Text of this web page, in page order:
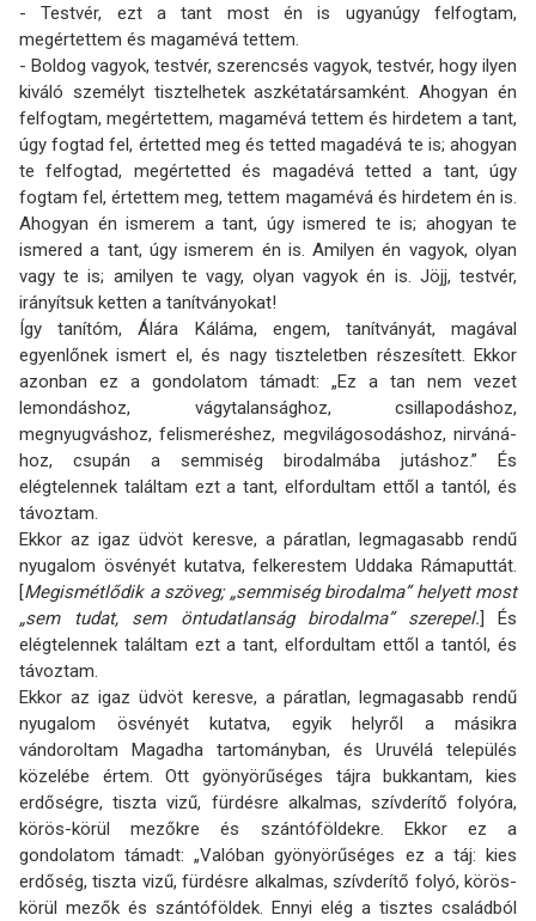
- Testvér, ezt a tant most én is ugyanúgy felfogtam,
megértettem és magamévá tettem.
- Boldog vagyok, testvér, szerencsés vagyok, testvér, hogy ilyen
kiváló személyt tisztelhetek aszkétatársamként. Ahogyan én
felfogtam, megértettem, magamévá tettem és hirdetem a tant,
úgy fogtad fel, értetted meg és tetted magadévá te is; ahogyan
te felfogtad, megértetted és magadévá tetted a tant, úgy
fogtam fel, értettem meg, tettem magamévá és hirdetem én is.
Ahogyan én ismerem a tant, úgy ismered te is; ahogyan te
ismered a tant, úgy ismerem én is. Amilyen én vagyok, olyan
vagy te is; amilyen te vagy, olyan vagyok én is. Jöjj, testvér,
irányítsuk ketten a tanítványokat!
Így tanítóm, Álára Káláma, engem, tanítványát, magával
egyenlőnek ismert el, és nagy tiszte­letben részesített. Ekkor
azonban ez a gondolatom támadt: „Ez a tan nem vezet
lemondáshoz, vágytalansághoz, csillapodáshoz,
megnyugváshoz, felismeréshez, megvilágosodáshoz, nirvá­ná­
hoz, csupán a semmiség birodalmába jutáshoz.” És
elégtelennek találtam ezt a tant, elfor­dul­tam ettől a tantól, és
távoztam.
Ekkor az igaz üdvöt keresve, a páratlan, legmagasabb rendű
nyugalom ösvényét kutatva, felkerestem Uddaka Rámaputtát.
[Megismétlődik a szöveg; „semmiség birodalma” helyett most
„sem tudat, sem öntudatlanság birodalma” szerepel.] És
elégtelennek találtam ezt a tant, elfordultam ettől a tantól, és
távoztam.
Ekkor az igaz üdvöt keresve, a páratlan, legmagasabb rendű
nyugalom ösvényét kutatva, egyik helyről a másikra
vándoroltam Magadha tartományban, és Uruvélá település
közelébe értem. Ott gyönyörűséges tájra bukkantam, kies
erdőségre, tiszta vizű, fürdésre alkalmas, szívderítő folyóra,
körös-körül mezőkre és szántóföldekre. Ekkor ez a
gondolatom támadt: „Valóban gyönyörűséges ez a táj: kies
erdőség, tiszta vizű, fürdésre alkalmas, szívderítő folyó, körös-
körül mezők és szántóföldek. Ennyi elég a tisztes családból